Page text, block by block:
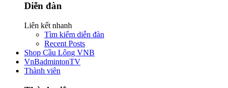
Diễn đàn
Liên kết nhanh
Tìm kiếm diễn đàn
Recent Posts
Shop Cầu Lông VNB
VnBadmintonTV
Thành viên